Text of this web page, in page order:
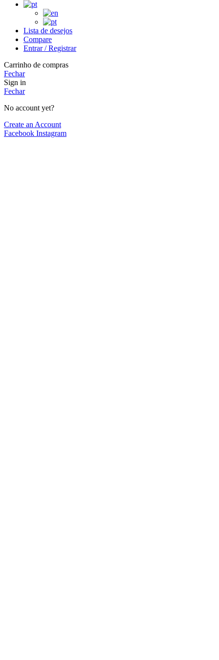
Lista de desejos
Compare
Entrar / Registrar
Carrinho de compras
Fechar
Sign in
Fechar
No account yet?
Create an Account
Facebook Instagram